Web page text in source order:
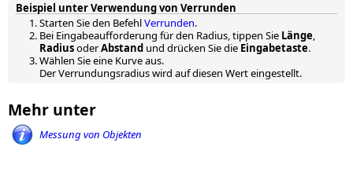
Beispiel unter Verwendung von Verrunden
Starten Sie den BefehlVerrunden.
Bei Eingabeaufforderung für den Radius, tippen Sie Länge,
RadiusoderAbstand und drücken Sie die Eingabetaste.
Wählen Sie eine Kurve aus.
Der Verrundungsradius wird auf diesen Wert eingestellt.
Mehr unter
Messung von Objekten